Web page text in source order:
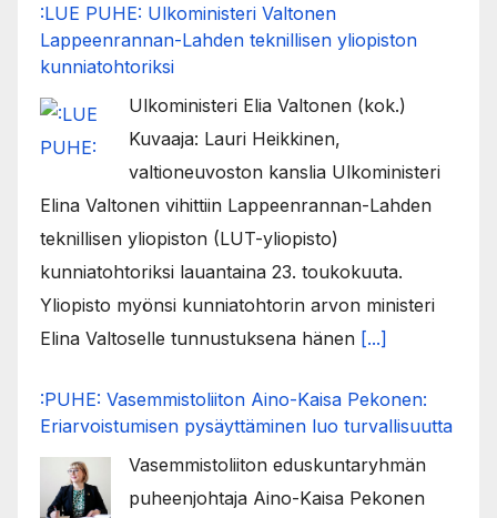
:LUE PUHE: Ulkoministeri Valtonen
Lappeenrannan-Lahden teknillisen yliopiston
kunniatohtoriksi
Ulkoministeri Elia Valtonen (kok.)
Kuvaaja: Lauri Heikkinen,
valtioneuvoston kanslia Ulkoministeri
Elina Valtonen vihittiin Lappeenrannan-Lahden
teknillisen yliopiston (LUT-yliopisto)
kunniatohtoriksi lauantaina 23. toukokuuta.
Yliopisto myönsi kunniatohtorin arvon ministeri
Elina Valtoselle tunnustuksena hänen [...]
:PUHE: Vasemmistoliiton Aino-Kaisa Pekonen:
Eriarvoistumisen pysäyttäminen luo turvallisuutta
Vasemmistoliiton eduskuntaryhmän
puheenjohtaja Aino-Kaisa Pekonen